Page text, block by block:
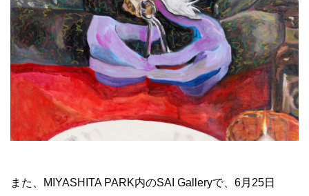
また、MIYASHITA PARK内のSAI Galleryで、6月25日